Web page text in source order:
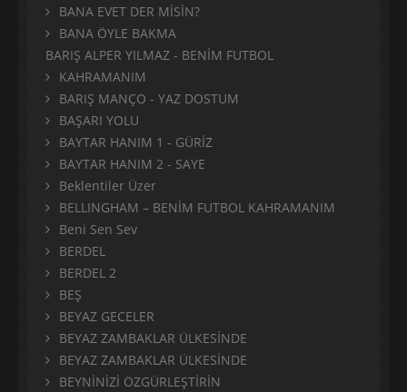
BANA EVET DER MİSİN?
BANA ÖYLE BAKMA
BARIŞ ALPER YILMAZ - BENİM FUTBOL
KAHRAMANIM
BARIŞ MANÇO - YAZ DOSTUM
BAŞARI YOLU
BAYTAR HANIM 1 - GÜRİZ
BAYTAR HANIM 2 - SAYE
Beklentiler Üzer
BELLINGHAM – BENİM FUTBOL KAHRAMANIM
Beni Sen Sev
BERDEL
BERDEL 2
BEŞ
BEYAZ GECELER
BEYAZ ZAMBAKLAR ÜLKESİNDE
BEYAZ ZAMBAKLAR ÜLKESİNDE
BEYNİNİZİ ÖZGÜRLEŞTİRİN